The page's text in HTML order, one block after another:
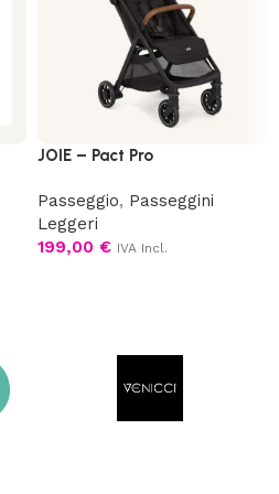
JOIE – Pact Pro
Passeggio, Passeggini
Leggeri
199,00 € IVA Incl.